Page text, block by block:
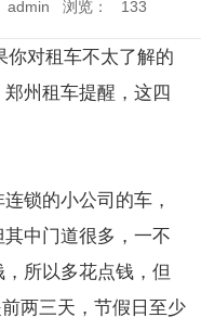
admin 浏览： 133
对租车不太了解的
州租车提醒，这四
锁的小公司的车，
中门道很多，一不
所以多花点钱，但
两三天，节假日至少